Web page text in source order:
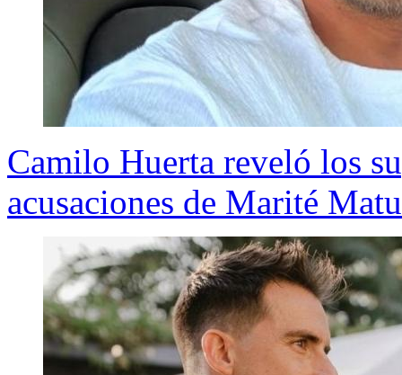
Camilo Huerta reveló los
acusaciones de Marité